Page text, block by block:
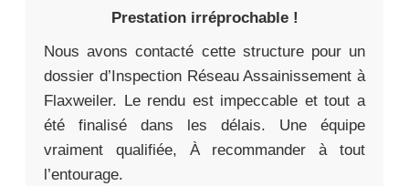
Prestation irréprochable !
Nous avons contacté cette structure pour un
dossier d’Inspection Réseau Assainissement à
Flaxweiler. Le rendu est impeccable et tout a
été finalisé dans les délais. Une équipe
vraiment qualifiée, À recommander à tout
l’entourage.